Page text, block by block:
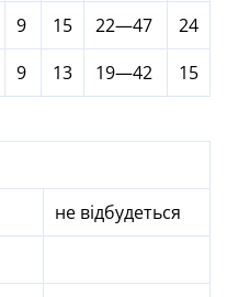
9 15 22—47
24
9 13 19—42 15
не відбудеться